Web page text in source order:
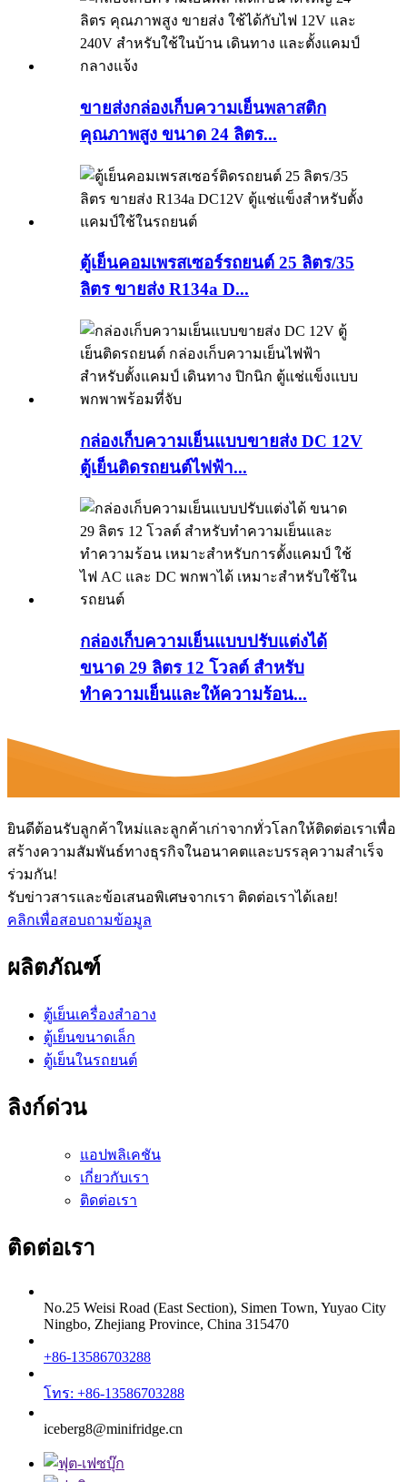
ขายส่งกล่องเก็บความเย็นพลาสติก
คุณภาพสูง ขนาด 24 ลิตร...
ตู้เย็นคอมเพรสเซอร์รถยนต์ 25 ลิตร/35
ลิตร ขายส่ง R134a D...
กล่องเก็บความเย็นแบบขายส่ง DC 12V
ตู้เย็นติดรถยนต์ไฟฟ้า...
กล่องเก็บความเย็นแบบปรับแต่งได้
ขนาด 29 ลิตร 12 โวลต์ สำหรับ
ทำความเย็นและให้ความร้อน...
ยินดีต้อนรับลูกค้าใหม่และลูกค้าเก่าจากทั่วโลกให้ติดต่อเราเพื่อ
สร้างความสัมพันธ์ทางธุรกิจในอนาคตและบรรลุความสำเร็จ
ร่วมกัน!
รับข่าวสารและข้อเสนอพิเศษจากเรา ติดต่อเราได้เลย!
คลิกเพื่อสอบถามข้อมูล
ผลิตภัณฑ์
ตู้เย็นเครื่องสำอาง
ตู้เย็นขนาดเล็ก
ตู้เย็นในรถยนต์
ลิงก์ด่วน
แอปพลิเคชัน
เกี่ยวกับเรา
ติดต่อเรา
ติดต่อเรา
No.25 Weisi Road (East Section), Simen Town, Yuyao City
Ningbo, Zhejiang Province, China 315470
+86-13586703288
โทร: +86-13586703288
iceberg8@minifridge.cn